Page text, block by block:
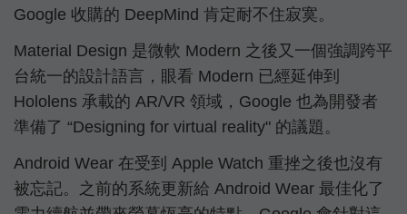
Google 收購的 DeepMind 肯定耐不住寂寞。
Material Design 是微軟 Modern 之後又一個強調跨平
台統一的設計語言，眼看 Modern 已經延伸到
Hololens 承載的 AR/VR 領域，Google 也為開發者
準備了 “Designing for virtual reality" 的議題。
Android Wear 在受到 Apple Watch 重挫之後也沒有
被忘記。之前的系統更新給 Android Wear 最佳化了